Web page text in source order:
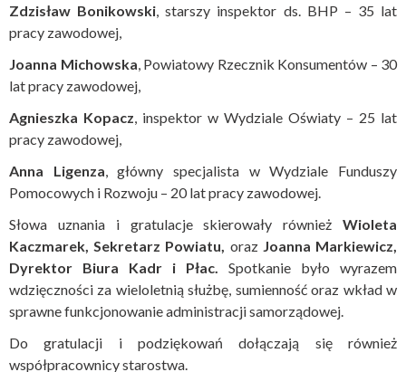
Zdzisław Bonikowski, starszy inspektor ds. BHP – 35 lat
pracy zawodowej,
Joanna Michowska, Powiatowy Rzecznik Konsumentów – 30
lat pracy zawodowej,
Agnieszka Kopacz, inspektor w Wydziale Oświaty – 25 lat
pracy zawodowej,
Anna Ligenza, główny specjalista w Wydziale Funduszy
Pomocowych i Rozwoju – 20 lat pracy zawodowej.
Słowa uznania i gratulacje skierowały również Wioleta
Kaczmarek, Sekretarz Powiatu, orazJoanna Markiewicz,
Dyrektor Biura Kadr i Płac. Spotkanie było wyrazem
wdzięczności za wieloletnią służbę, sumienność oraz wkład w
sprawne funkcjonowanie administracji samorządowej.
Do gratulacji i podziękowań dołączają się również
współpracownicy starostwa.